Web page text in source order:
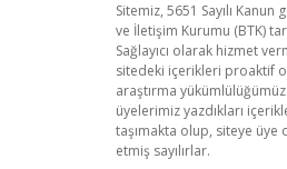
Sitemiz, 5651 Sayılı
ve İletişim Kurumu (BTK)
Sağlayıcı olarak hizmet
sitedeki içerikleri proaktif
araştırma
üyelerimiz yazdıkları
taşımakta olup, siteye
etmiş sayılırlar.